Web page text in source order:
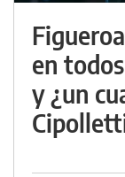
en
y ¿un